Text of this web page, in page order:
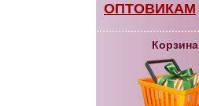
ОПТОВИКАМ
Корзина